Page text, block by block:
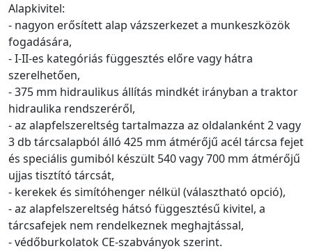
Alapkivitel:
- nagyon erősített alap vázszerkezet a munkeszközök
fogadására,
- I-II-es kategóriás függesztés előre vagy hátra
szerelhetően,
- 375 mm hidraulikus állítás mindkét irányban a traktor
hidraulika rendszeréről,
- az alapfelszereltség tartalmazza az oldalanként 2 vagy
3 db tárcsalapból álló 425 mm átmérőjű acél tárcsa fejet
és speciális gumiból készült 540 vagy 700 mm átmérőjű
ujjas tisztító tárcsát,
- kerekek és simítóhenger nélkül (választható opció),
- az alapfelszereltség hátsó függesztésű kivitel, a
tárcsafejek nem rendelkeznek meghajtással,
- védőburkolatok CE-szabványok szerint.